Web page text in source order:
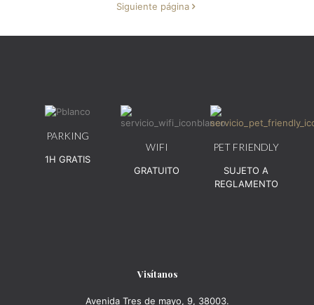
Siguiente página
PARKING
1H GRATIS
WIFI
GRATUITO
PET FRIENDLY
SUJETO A
REGLAMENTO
Visítanos
Avenida Tres de mayo, 9, 38003.